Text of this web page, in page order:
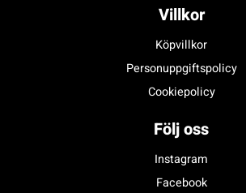
Villkor
Köpvillkor
Personuppgiftspolicy
Cookiepolicy
Följ oss
Instagram
Facebook